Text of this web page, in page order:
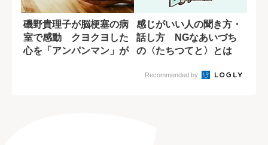
磯野貴理子が脳梗塞の病
室で感動 クヨクヨした
心を「アンパンマン」が
感じがいい人の聞き方・
話し方 NGなあいづち
の〈たちつてと〉とは
Recommended by